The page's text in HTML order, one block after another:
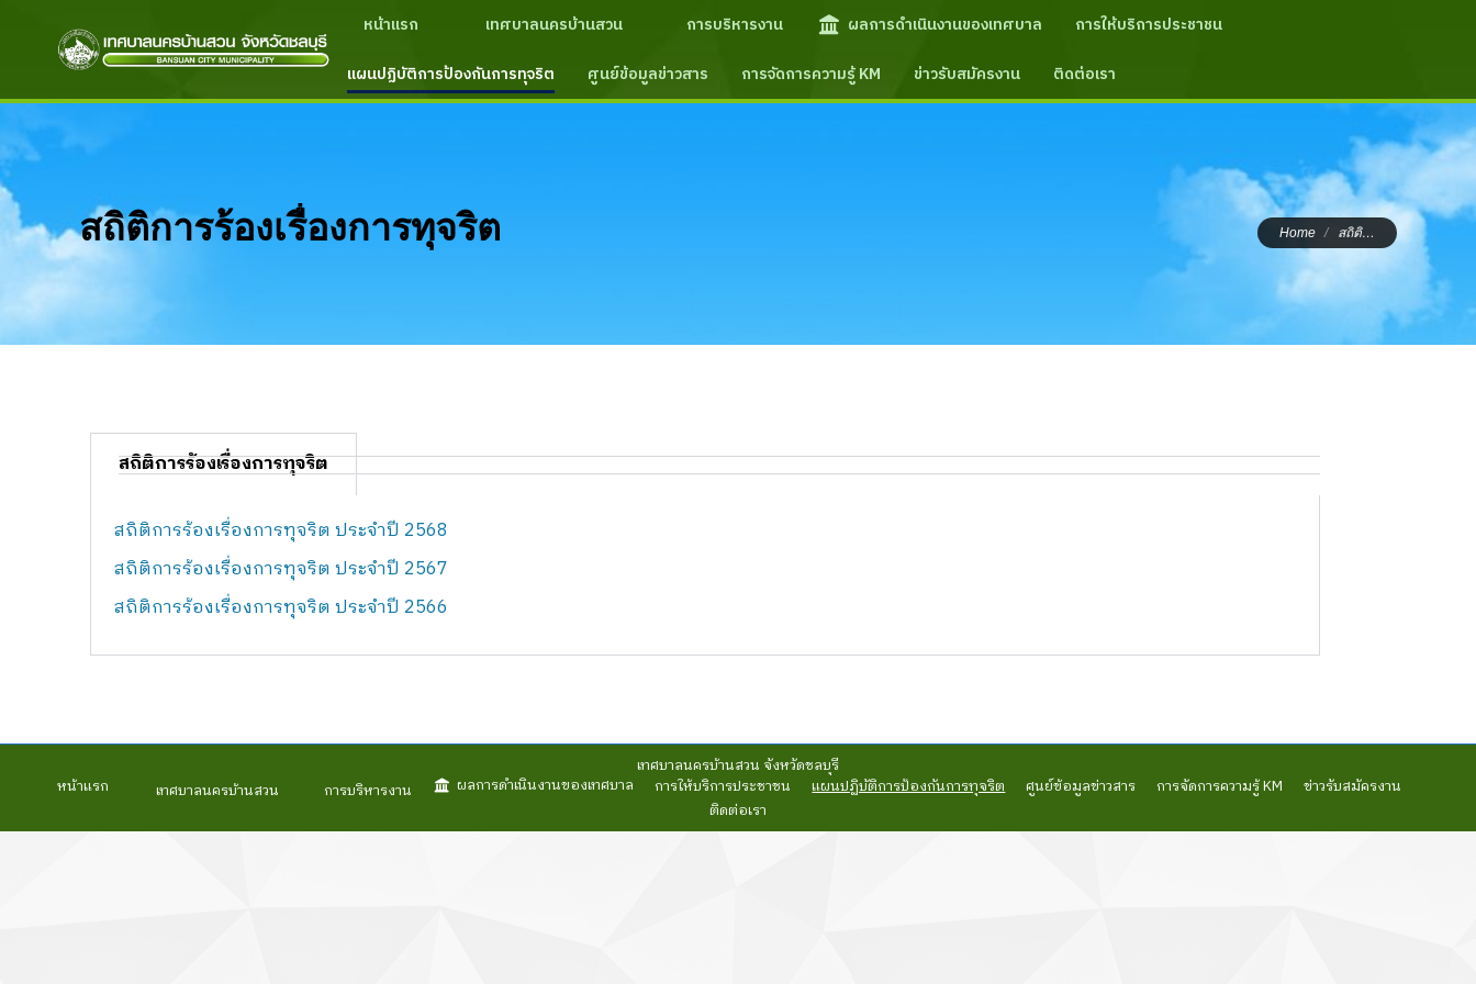
หน้าแรก เทศบาลนครบ้านสวน การบริหารงาน ผลการดำเนินงานของเทศบาล
การให้บริการประชาชน
แผนปฏิบัติการป้องกันการทุจริต
ศูนย์ข้อมูลข่าวสาร การจัดการความรู้ KM ข่าวรับสมัครงาน ติดต่อเรา
สถิติการร้องเรื่องการทุจริต You are here:
Home สถิติ…
สถิติการร้องเรื่องการทุจริต
สถิติการร้องเรื่องการทุจริต ประจำปี 2568
สถิติการร้องเรื่องการทุจริต ประจำปี 2567
สถิติการร้องเรื่องการทุจริต ประจำปี 2566
เทศบาลนครบ้านสวน จังหวัดชลบุรี
หน้าแรก
เทศบาลนครบ้านสวน การบริหารงาน ผลการดำเนินงานของเทศบาล การให้บริการประชาชน แผนปฏิบัติการป้องกันการทุจริต ศูนย์ข้อมูลข่าวสาร การจัดการความรู้ KM
ข่าวรับสมัครงาน
ติดต่อเรา